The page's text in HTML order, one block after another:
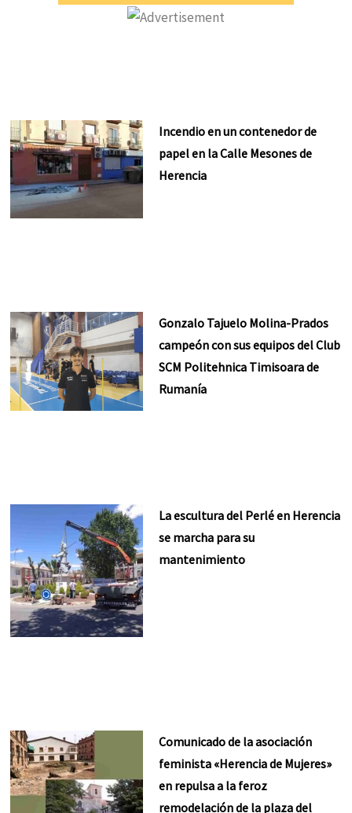
Incendio en un contenedor de
papel en la Calle Mesones de
Herencia
Gonzalo Tajuelo Molina-Prados
campeón con sus equipos del Club
SCM Politehnica Timisoara de
Rumanía
La escultura del Perlé en Herencia
se marcha para su
mantenimiento
Comunicado de la asociación
feminista «Herencia de Mujeres»
en repulsa a la feroz
remodelación de la plaza del